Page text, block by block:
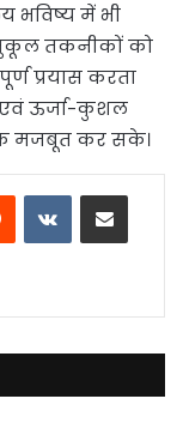
भविष्य में भी
तकनीकों को
प्रयास करता
एवं ऊर्जा-कुशल
मजबूत कर सके।
Reddit VKontakteShare via Email